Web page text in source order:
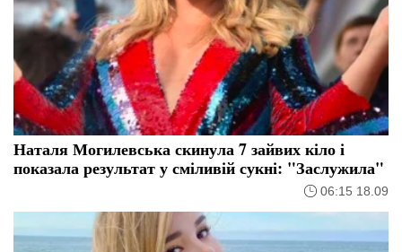
Наталя Могилевська скинула 7 зайвих кіло і
показала результат у сміливій сукні: "Заслужила"
06:15 18.09